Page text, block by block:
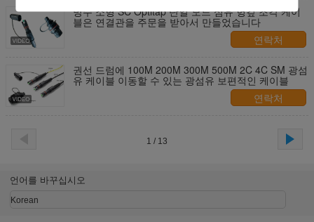
방수 소형 SC Optitap 단일 모드 섬유 헝겊 조각 케이
블은 연결관을 주문을 받아서 만들었습니다
연락처
권선 드럼에 100M 200M 300M 500M 2C 4C SM 광섬
유 케이블 이동할 수 있는 광섬유 보편적인 케이블
연락처
1 / 13
언어를 바꾸십시오
Korean